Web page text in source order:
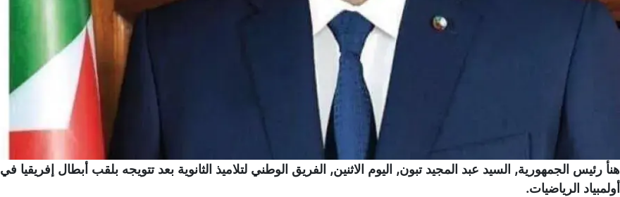
هنأ رئيس الجمهورية, السيد عبد المجيد تبون, اليوم الاثنين, الفريق الوطني لتلاميذ الثانوية بعد تتويجه بلقب أبطال إفريقيا في
أولمبياد الرياضيات.